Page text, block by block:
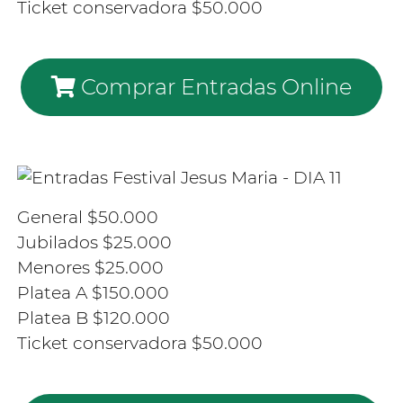
Ticket conservadora $50.000
Comprar Entradas Online
General $50.000
Jubilados $25.000
Menores $25.000
Platea A $150.000
Platea B $120.000
Ticket conservadora $50.000